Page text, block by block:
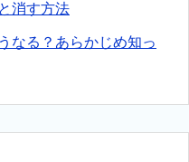
消す方法
なる？あらかじめ知っ